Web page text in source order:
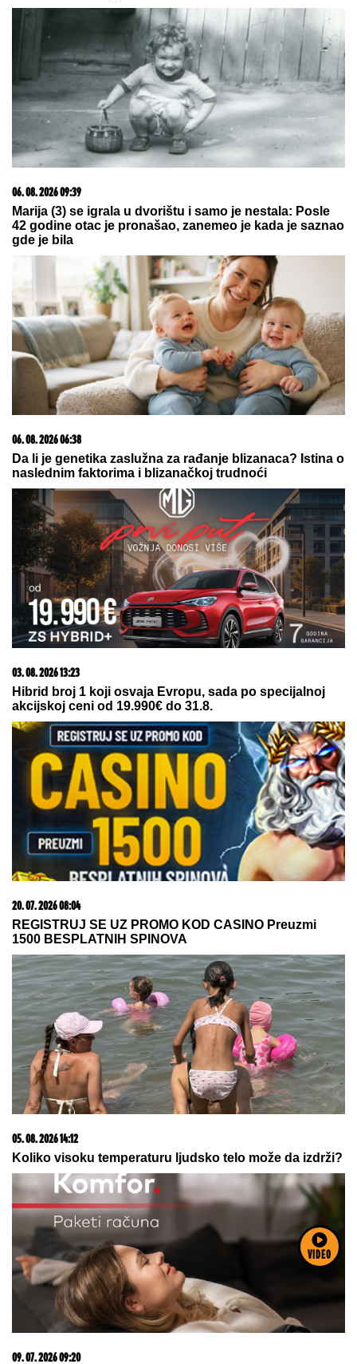
VIDEO
06. 08. 2026 09:39
Marija (3) se igrala u dvorištu i samo je nestala: Posle
42 godine otac je pronašao, zanemeo je kada je saznao
gde je bila
06. 08. 2026 06:38
Da li je genetika zaslužna za rađanje blizanaca? Istina o
naslednim faktorima i blizanačkoj trudnoći
03. 08. 2026 13:23
Hibrid broj 1 koji osvaja Evropu, sada po specijalnoj
akcijskoj ceni od 19.990€ do 31.8.
20. 07. 2026 08:04
REGISTRUJ SE UZ PROMO KOD CASINO Preuzmi
1500 BESPLATNIH SPINOVA
05. 08. 2026 14:12
Koliko visoku temperaturu ljudsko telo može da izdrži?
09. 07. 2026 09:20